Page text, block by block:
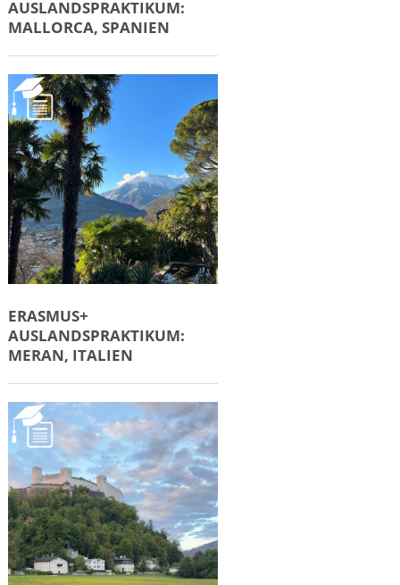
AUSLANDSPRAKTIKUM:
MALLORCA, SPANIEN
ERASMUS+
AUSLANDSPRAKTIKUM:
MERAN, ITALIEN